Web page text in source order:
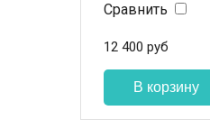
Сравнить
12 400 руб